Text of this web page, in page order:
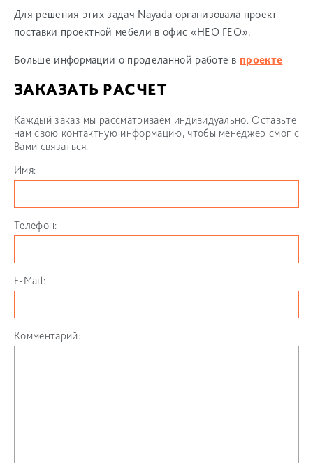
Для решения этих задач Nayada организовала проект
поставки проектной мебели в офис «НЕО ГЕО».
Больше информации о проделанной работе в проекте
ЗАКАЗАТЬ РАСЧЕТ
Каждый заказ мы рассматриваем индивидуально. Оставьте
нам свою контактную информацию, чтобы менеджер смог с
Вами связаться.
Имя:
Телефон:
E-Mail:
Комментарий: